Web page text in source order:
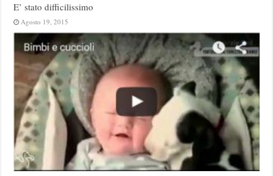
E’ stato difficilissimo
Agosto 19, 2015